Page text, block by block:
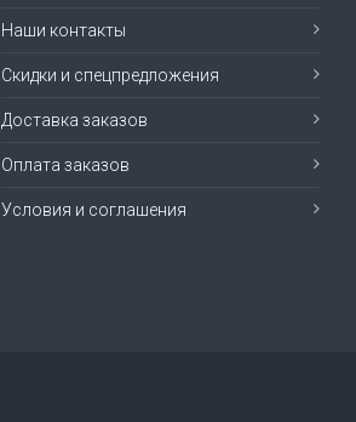
Наши контакты
Скидки и спецпредложения
Доставка заказов
Оплата заказов
Условия и соглашения